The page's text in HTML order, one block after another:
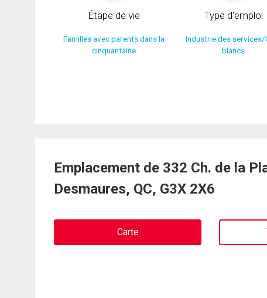
Étape de vie
Familles avec parents dans la
cinquantaine
Type d'emploi
Industrie des services/
blancs
Emplacement de 332 Ch. de la
Desmaures, QC, G3X 2X6
Carte